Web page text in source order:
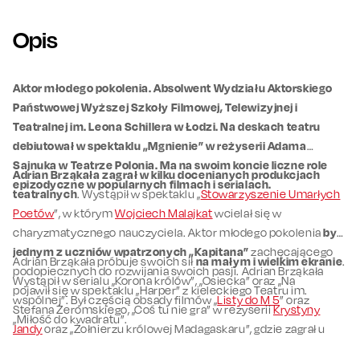
Opis
Aktor młodego pokolenia. Absolwent Wydziału Aktorskiego
Państwowej Wyższej Szkoły Filmowej, Telewizyjnej i
Teatralnej im. Leona Schillera w Łodzi. Na deskach teatru
debiutował w spektaklu „Mgnienie” w reżyserii Adama
Sajnuka w Teatrze Polonia. Ma na swoim koncie liczne role
epizodyczne w popularnych filmach i serialach.
Adrian Brząkała zagrał w kilku docenianych produkcjach
teatralnych. Wystąpił w spektaklu „Stowarzyszenie Umarłych
Poetów”, w którymWojciech Malajkatwcielał się w
charyzmatycznego nauczyciela. Aktor młodego pokoleniabył
jednym z uczniów wpatrzonych „Kapitana”zachęcającego
podopiecznych do rozwijania swoich pasji. Adrian Brząkała
pojawił się w spektaklu „Harper” z kieleckiego Teatru im.
Stefana Żeromskiego, „Coś tu nie gra” w reżyseriiKrystyny
Jandyoraz „Żołnierzu królowej Madagaskaru”, gdzie zagrał u
Adrian Brząkała próbuje swoich sił na małym i wielkim ekranie.
Wystąpił w serialu „Korona królów”, „Osiecka” oraz „Na
wspólnej”. Był częścią obsady filmów „Listy do M 5” oraz
„Miłość do kwadratu”.